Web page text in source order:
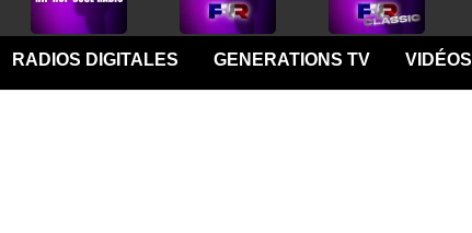
RADIOS DIGITALES GENERATIONS TV VIDÉOS